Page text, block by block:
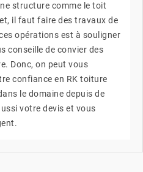
structure comme le toit
il faut faire des travaux de
opérations est à souligner
conseille de convier des
Donc, on peut vous
confiance en RK toiture
le domaine depuis de
votre devis et vous